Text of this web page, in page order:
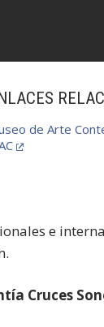
de Arte
e
Cruces